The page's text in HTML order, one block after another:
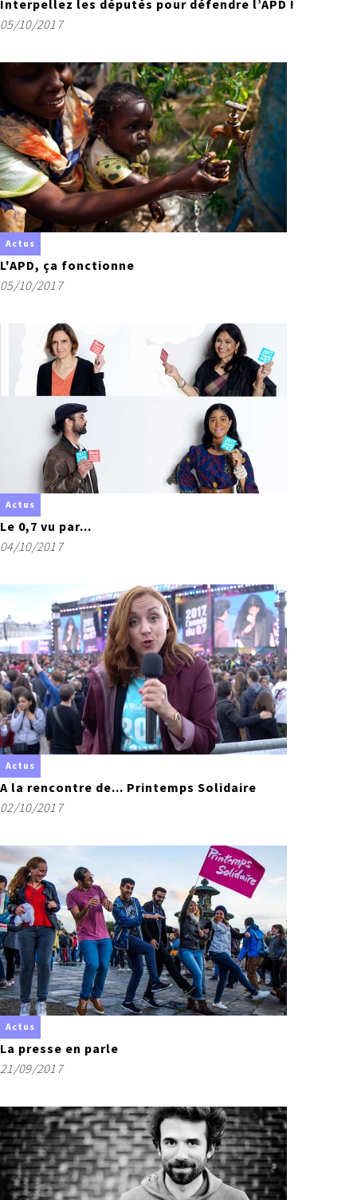
Interpellez les députés pour défendre l’APD !
05/10/2017
Actus
L'APD, ça fonctionne
05/10/2017
Actus
Le 0,7 vu par...
04/10/2017
Actus
A la rencontre de... Printemps Solidaire
02/10/2017
Actus
La presse en parle
21/09/2017